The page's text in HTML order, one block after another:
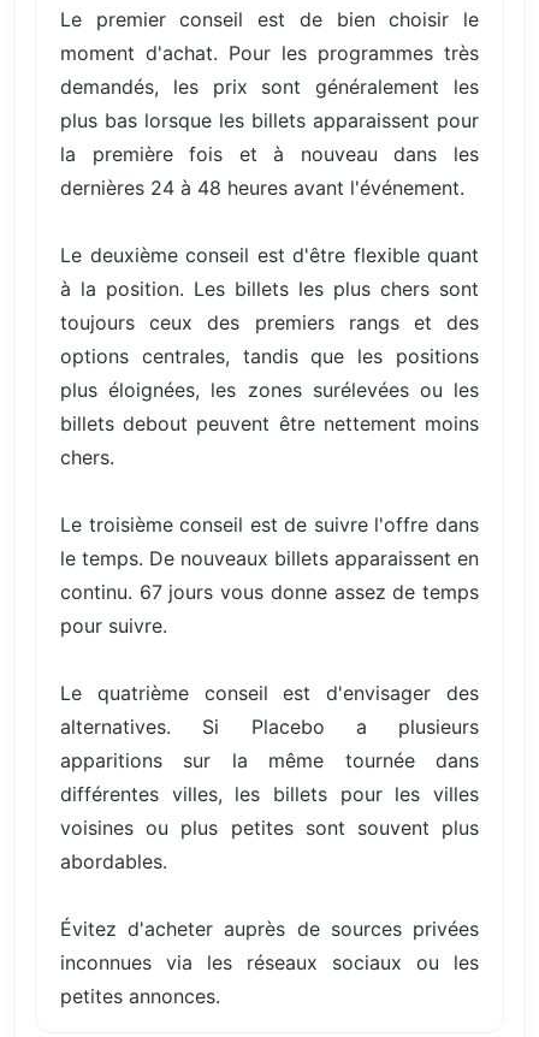
Le premier conseil est de bien choisir le
moment d'achat. Pour les programmes très
demandés, les prix sont généralement les
plus bas lorsque les billets apparaissent pour
la première fois et à nouveau dans les
dernières 24 à 48 heures avant l'événement.
Le deuxième conseil est d'être flexible quant
à la position. Les billets les plus chers sont
toujours ceux des premiers rangs et des
options centrales, tandis que les positions
plus éloignées, les zones surélevées ou les
billets debout peuvent être nettement moins
chers.
Le troisième conseil est de suivre l'offre dans
le temps. De nouveaux billets apparaissent en
continu. 67 jours vous donne assez de temps
pour suivre.
Le quatrième conseil est d'envisager des
alternatives. Si Placebo a plusieurs
apparitions sur la même tournée dans
différentes villes, les billets pour les villes
voisines ou plus petites sont souvent plus
abordables.
Évitez d'acheter auprès de sources privées
inconnues via les réseaux sociaux ou les
petites annonces.